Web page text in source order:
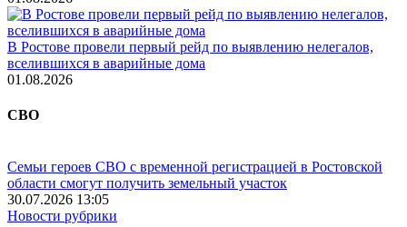
В Ростове провели первый рейд по выявлению нелегалов,
вселившихся в аварийные дома
01.08.2026
СВО
Семьи героев СВО с временной регистрацией в Ростовской
области смогут получить земельный участок
30.07.2026 13:05
Новости рубрики